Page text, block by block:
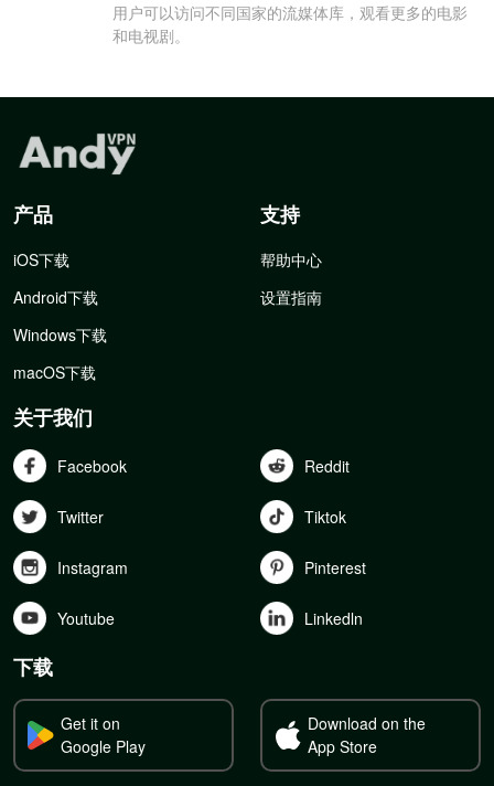
用户可以访问不同国家的流媒体库，观看更多的电影
和电视剧。
产品
iOS下载
Android下载
Windows下载
macOS下载
支持
帮助中心
设置指南
关于我们
Facebook Reddit
Twitter Tiktok
Instagram Pinterest
Youtube Linkedln
下载
Get it on
Google Play
Download on the
App Store